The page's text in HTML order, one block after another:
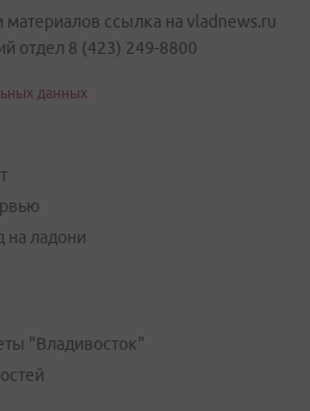
ссылка на vladnews.ru
отдел 8 (423) 249-8800
данных
на ладони
"Владивосток"